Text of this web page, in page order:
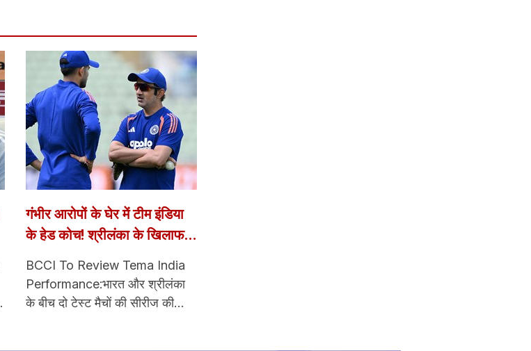
गंभीर आरोपों के घेर में टीम इंडिया
के हेड कोच! श्रीलंका के खिलाफ
मरो'
BCCI To Review Tema India
Performance:भारत और श्रीलंका
के बीच दो टेस्ट मैचों की सीरीज की